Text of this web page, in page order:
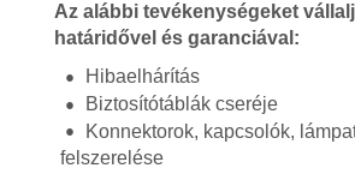
Az alábbi tevékenységeket
határidővel és garanciával:
Hibaelhárítás
Biztosítótáblák cseréje
Konnektorok, kapcsolók,
felszerelése